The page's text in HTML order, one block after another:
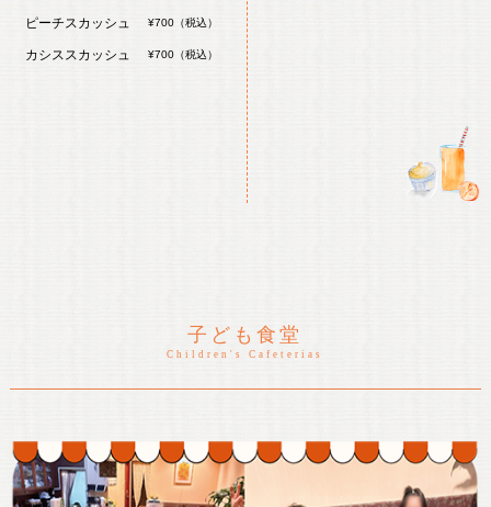
ピーチスカッシュ ¥700（税込）
カシススカッシュ ¥700（税込）
子ども食堂
Children's Cafeterias